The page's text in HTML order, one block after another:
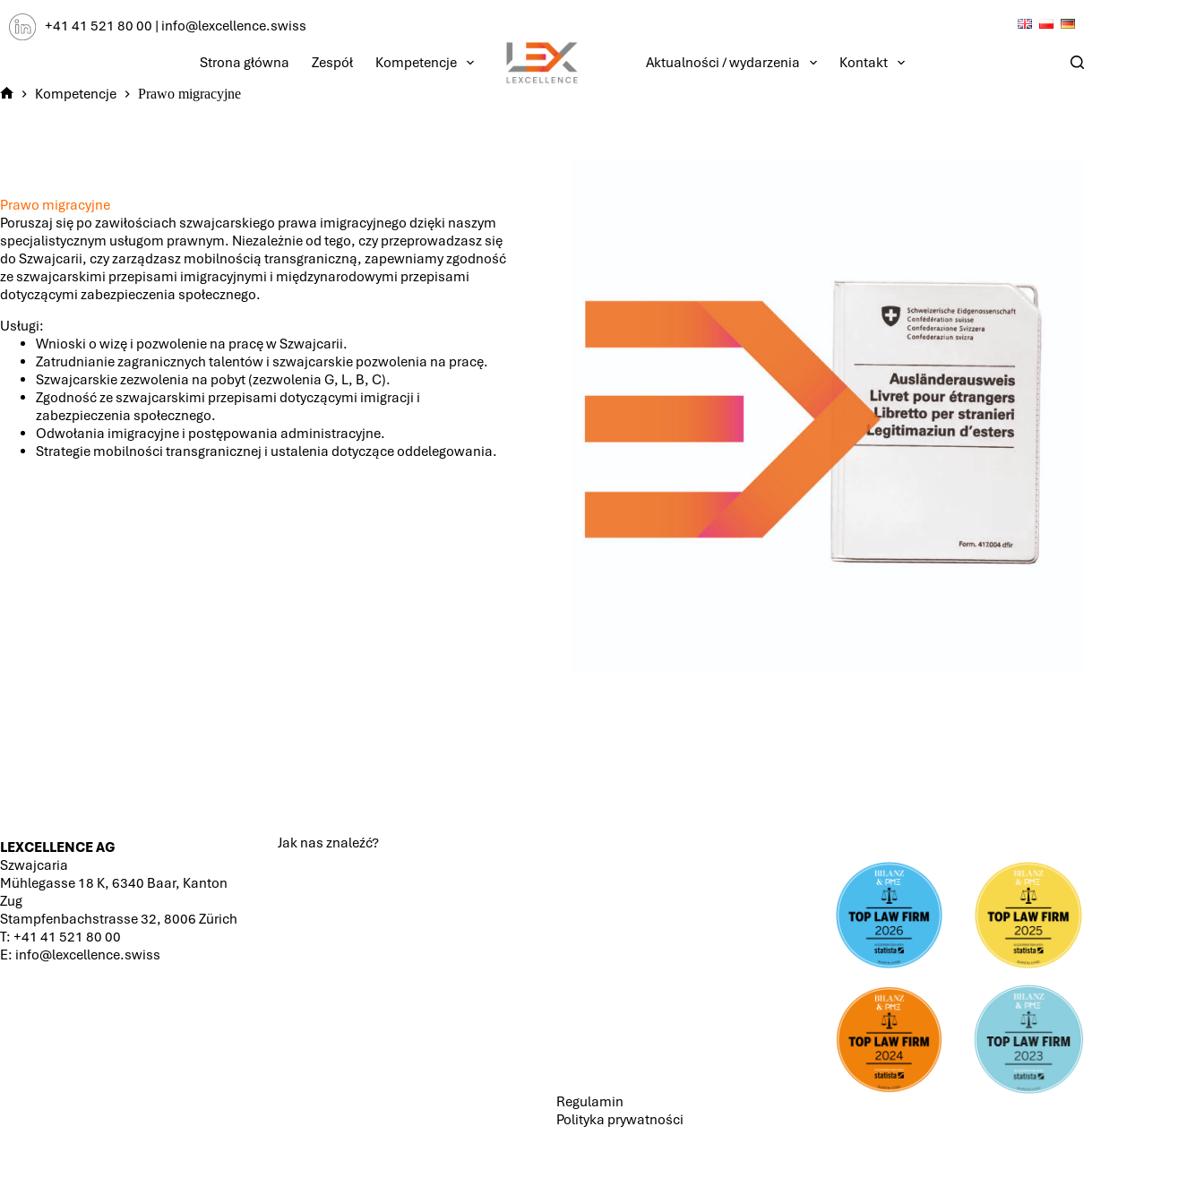
do
treści
+41 41 521 80 00 | info@lexcellence.swiss
Strona główna Zespół Kompetencje Aktualności / wydarzenia Kontakt
Kompetencje Prawo migracyjne
Prawo migracyjne
Poruszaj się po zawiłościach szwajcarskiego prawa imigracyjnego dzięki naszym
specjalistycznym usługom prawnym. Niezależnie od tego, czy przeprowadzasz się
do Szwajcarii, czy zarządzasz mobilnością transgraniczną, zapewniamy zgodność
ze szwajcarskimi przepisami imigracyjnymi i międzynarodowymi przepisami
dotyczącymi zabezpieczenia społecznego.
Usługi:
Wnioski o wizę i pozwolenie na pracę w Szwajcarii.
Zatrudnianie zagranicznych talentów i szwajcarskie pozwolenia na pracę.
Szwajcarskie zezwolenia na pobyt (zezwolenia G, L, B, C).
Zgodność ze szwajcarskimi przepisami dotyczącymi imigracji i
zabezpieczenia społecznego.
Odwołania imigracyjne i postępowania administracyjne.
Strategie mobilności transgranicznej i ustalenia dotyczące oddelegowania.
LEXCELLENCE AG
Szwajcaria
Mühlegasse 18 K, 6340 Baar, Kanton
Zug
Stampfenbachstrasse 32, 8006 Zürich
T: +41 41 521 80 00
E: info@lexcellence.swiss
Jak nas znaleźć?
Regulamin
Polityka prywatności